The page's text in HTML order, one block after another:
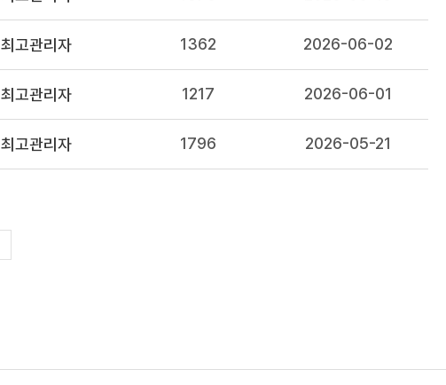
최고관리자 1362 2026-06-02
최고관리자 1217 2026-06-01
최고관리자 1796 2026-05-21